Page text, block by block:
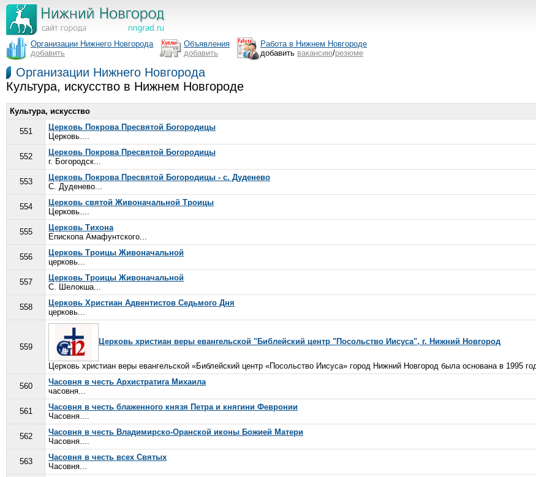
Организации Нижнего Новгорода
добавить
Объявления
добавить
Работа в Нижнем Новгороде
добавить вакансию/резюме
Организации Нижнего Новгорода
Культура, искусство в Нижнем Новгороде
Культура, искусство
551
Церковь Покрова Пресвятой Богородицы
Церковь....
552
Церковь Покрова Пресвятой Богородицы
г. Богородск...
553
Церковь Покрова Пресвятой Богородицы - с. Дуденево
С. Дуденево...
554
Церковь святой Живоначальной Троицы
Церковь....
555
Церковь Тихона
Епископа Амафунтского...
556
Церковь Троицы Живоначальной
церковь...
557
Церковь Троицы Живоначальной
С. Шелокша...
558
Церковь Христиан Адвентистов Седьмого Дня
церковь...
559
Церковь христиан веры евангельской "Библейский центр "Посольство Иисуса", г. Нижний Новгород
Церковь христиан веры евангельской «Библейский центр «Посольство Иисуса» город Нижний Новгород была основана в 1995
560
Часовня в честь Архистратига Михаила
часовня...
561
Часовня в честь блаженного князя Петра и княгини Февронии
Часовня....
562
Часовня в честь Владимирско-Оранской иконы Божией Матери
Часовня....
563
Часовня в честь всех Святых
Часовня...